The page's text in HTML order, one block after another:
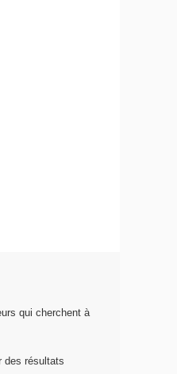
qui cherchent à
des résultats